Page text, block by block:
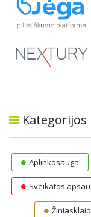
Kategorijos
Aplinkosauga
Sveikatos